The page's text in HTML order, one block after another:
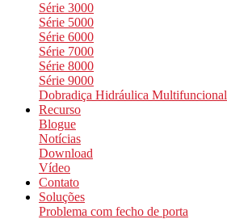
Série 3000
Série 5000
Série 6000
Série 7000
Série 8000
Série 9000
Dobradiça Hidráulica Multifuncional
Recurso
Blogue
Notícias
Download
Vídeo
Contato
Soluções
Problema com fecho de porta